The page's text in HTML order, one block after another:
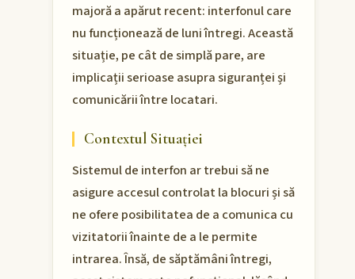
majoră a apărut recent: interfonul care
nu funcționează de luni întregi. Această
situație, pe cât de simplă pare, are
implicații serioase asupra siguranței și
comunicării între locatari.
Contextul Situației
Sistemul de interfon ar trebui să ne
asigure accesul controlat la blocuri și să
ne ofere posibilitatea de a comunica cu
vizitatorii înainte de a le permite
intrarea. Însă, de săptămâni întregi,